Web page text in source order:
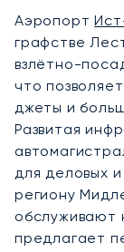
Аэропорт
графстве
взлётно-
что
джеты и
Развитая
для деловых
региону
обслуживают
предлагает